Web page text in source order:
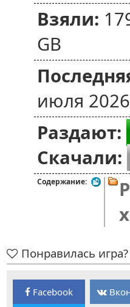
Взяли:
GB
июля
Раздают:
Скачали:
Содержание:
Понравилась
Facebook